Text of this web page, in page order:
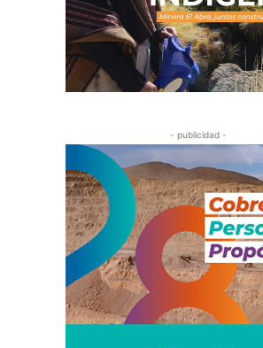
- publicidad -